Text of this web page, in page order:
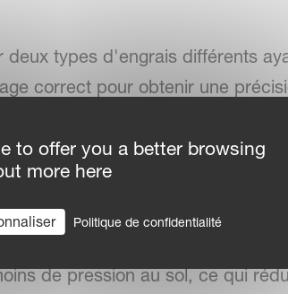
types d'engrais différents
correct pour obtenir une
une augmentation du rendement
permet d'augmenter la
de pression au sol, ce qui
to offer you a better browsing
more here
Politique de confidentialité